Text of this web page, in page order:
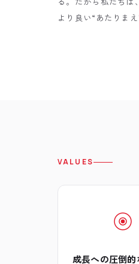
より良い“あたりま
VALUES
成長への圧倒